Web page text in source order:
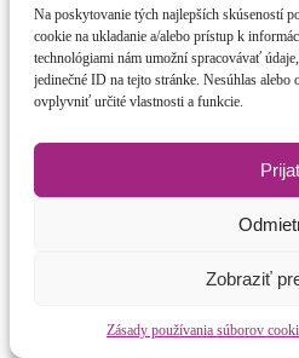
Na poskytovanie tých najlepších skúseností
cookie na ukladanie a/alebo prístup k
technológiami nám umožní spracovávať
jedinečné ID na tejto stránke. Nesúhlas alebo
ovplyvniť určité vlastnosti a funkcie.
Zobraziť
Zásady používania súborov